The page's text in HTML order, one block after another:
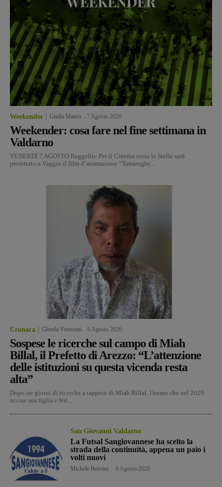
Weekender Giulia Mauro 7 Agosto 2026
Weekender: cosa fare nel fine settimana in
Valdarno
VENERDÌ 7 AGOSTO Reggello- Per il Cinema sotto le Stelle sarà
proiettato a Vaggio il film d’animazione “Tartarughe...
Cronaca Glenda Venturini 6 Agosto 2026
Sospese le ricerche sul campo di Miah
Billal, il Prefetto di Arezzo: “L’attenzione
delle istituzioni su questa vicenda resta
alta”
Dopo tre giorni di ricerche a tappeto di Miah Billal, l'uomo che nel 2020
uccise sua figlia e ferì...
San Giovanni Valdarno
La Futsal Sangiovannese ha scelto la
strada della continuità, appena un paio i
volti nuovi
Michele Bossini 6 Agosto 2026